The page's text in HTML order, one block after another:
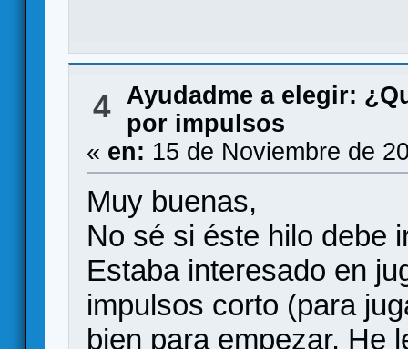
4 Ayudadme a elegir:
por impulsos
« en: 15 de Noviembre de
Muy buenas,
No sé si éste hilo debe
Estaba interesado en
impulsos corto (para
bien para empezar. He